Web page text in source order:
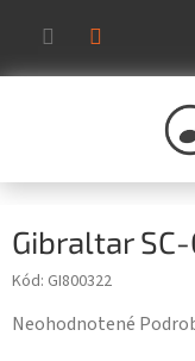
obsah
Gibraltar SC-
Kód: GI800322
Priemerné
Neohodnotené